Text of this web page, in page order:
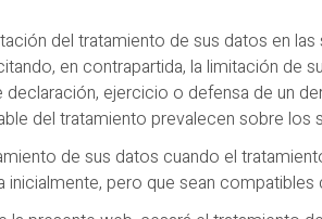
del tratamiento de sus datos en
en contrapartida, la limitación de
ejercicio o defensa de un
del tratamiento prevalecen sobre los
de sus datos cuando el
pero que sean compatibles